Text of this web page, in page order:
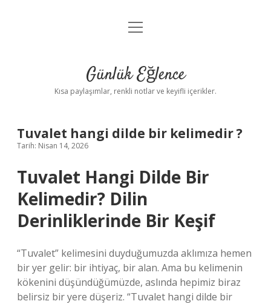
Anasayfa
Yasal Uyarı
menüyü
Günlük Eğlence
Kısa paylaşımlar, renkli notlar ve keyifli içerikler.
Tuvalet hangi dilde bir kelimedir ?
Tarih: Nisan 14, 2026
Tuvalet Hangi Dilde Bir
Kelimedir? Dilin
Derinliklerinde Bir Keşif
“Tuvalet” kelimesini duyduğumuzda aklımıza hemen
bir yer gelir: bir ihtiyaç, bir alan. Ama bu kelimenin
kökenini düşündüğümüzde, aslında hepimiz biraz
belirsiz bir yere düşeriz. “Tuvalet hangi dilde bir